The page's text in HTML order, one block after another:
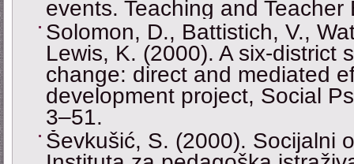
events. Teaching and
Solomon, D., Battistich, V.,
Lewis, K. (2000). A six-district
change: direct and mediated
development project, Social
3–51.
Ševkušić, S. (2000). Socijalni